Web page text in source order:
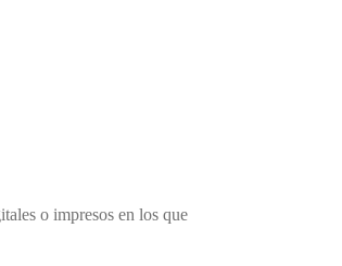
o impresos en los que